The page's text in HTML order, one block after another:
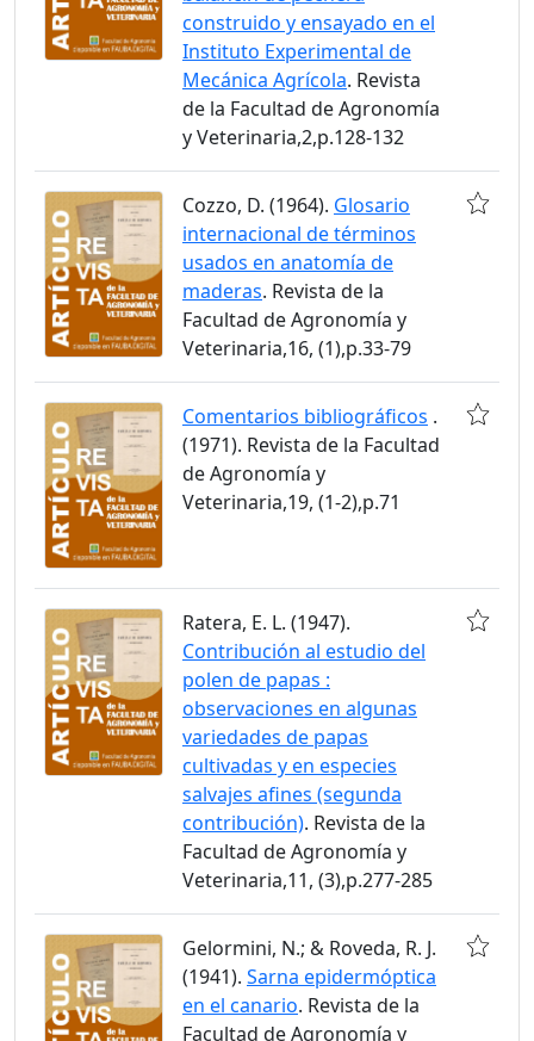
construido y ensayado en el
Instituto Experimental de
Mecánica Agrícola. Revista
de la Facultad de Agronomía
y Veterinaria,2,p.128-132
Cozzo, D. (1964). Glosario
internacional de términos
usados en anatomía de
maderas. Revista de la
Facultad de Agronomía y
Veterinaria,16, (1),p.33-79
Comentarios bibliográficos .
(1971). Revista de la Facultad
de Agronomía y
Veterinaria,19, (1-2),p.71
Ratera, E. L. (1947).
Contribución al estudio del
polen de papas :
observaciones en algunas
variedades de papas
cultivadas y en especies
salvajes afines (segunda
contribución). Revista de la
Facultad de Agronomía y
Veterinaria,11, (3),p.277-285
Gelormini, N.; & Roveda, R. J.
(1941). Sarna epidermóptica
en el canario. Revista de la
Facultad de Agronomía y